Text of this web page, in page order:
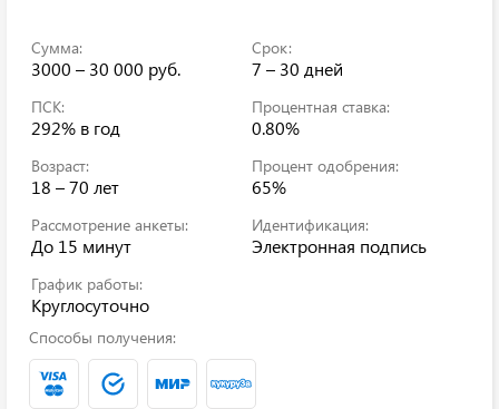
Сумма:
3000 – 30 000 руб.
Срок:
7 – 30 дней
ПСК:
292% в год
Процентная ставка:
0.80%
Возраст:
18 – 70 лет
Процент одобрения:
65%
Рассмотрение анкеты:
До 15 минут
Идентификация:
Электронная подпись
График работы:
Круглосуточно
Способы получения: